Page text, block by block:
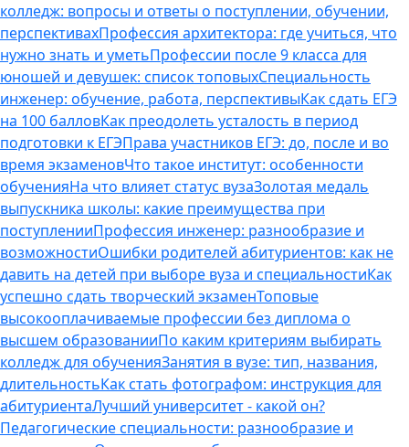
колледж: вопросы и ответы о поступлении, обучении,
перспективахПрофессия архитектора: где учиться, что
нужно знать и уметьПрофессии после 9 класса для
юношей и девушек: список топовыхСпециальность
инженер: обучение, работа, перспективыКак сдать ЕГЭ
на 100 балловКак преодолеть усталость в период
подготовки к ЕГЭПрава участников ЕГЭ: до, после и во
время экзаменовЧто такое институт: особенности
обученияНа что влияет статус вузаЗолотая медаль
выпускника школы: какие преимущества при
поступленииПрофессия инженер: разнообразие и
возможностиОшибки родителей абитуриентов: как не
давить на детей при выборе вуза и специальностиКак
успешно сдать творческий экзаменТоповые
высокооплачиваемые профессии без диплома о
высшем образованииПо каким критериям выбирать
колледж для обученияЗанятия в вузе: тип, названия,
длительностьКак стать фотографом: инструкция для
абитуриентаЛучший университет - какой он?
Педагогические специальности: разнообразие и